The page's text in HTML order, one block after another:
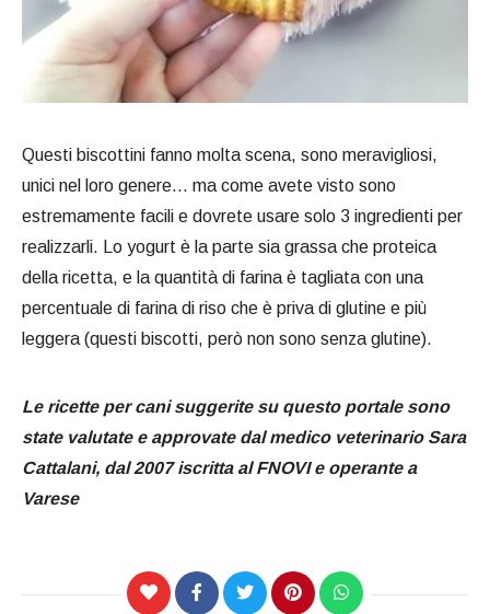
Questi biscottini fanno molta scena, sono meravigliosi,
unici nel loro genere… ma come avete visto sono
estremamente facili e dovrete usare solo 3 ingredienti per
realizzarli. Lo yogurt è la parte sia grassa che proteica
della ricetta, e la quantità di farina è tagliata con una
percentuale di farina di riso che è priva di glutine e più
leggera (questi biscotti, però non sono senza glutine).
Le ricette per cani suggerite su questo portale sono
state valutate e approvate dal medico veterinario Sara
Cattalani, dal 2007 iscritta al FNOVI e operante a
Varese